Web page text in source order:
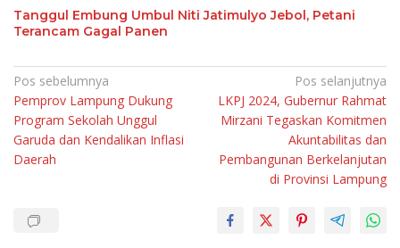
Tanggul Embung Umbul Niti Jatimulyo Jebol, Petani
Terancam Gagal Panen
Navigasi
pos
Pos sebelumnya
Pemprov Lampung Dukung
Program Sekolah Unggul
Garuda dan Kendalikan Inflasi
Daerah
Pos selanjutnya
LKPJ 2024, Gubernur Rahmat
Mirzani Tegaskan Komitmen
Akuntabilitas dan
Pembangunan Berkelanjutan
di Provinsi Lampung